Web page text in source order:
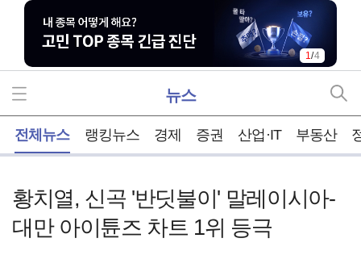
1/4
뉴스
전체뉴스 랭킹뉴스 경제 증권 산업·IT 부동산
황치열, 신곡 '반딧불이' 말레이시아-
대만 아이튠즈 차트 1위 등극